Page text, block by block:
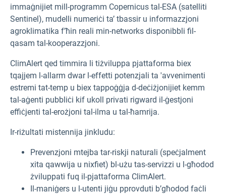
immaġnijiet mill-programm Copernicus tal-ESA (satelliti
Sentinel), mudelli numeriċi ta’ tbassir u informazzjoni
agroklimatika f’ħin reali min-networks disponibbli fil-
qasam tal-kooperazzjoni.
ClimAlert qed timmira li tiżviluppa pjattaforma biex
tqajjem l-allarm dwar l-effetti potenzjali ta 'avvenimenti
estremi tat-temp u biex tappoġġja d-deċiżjonijiet kemm
tal-aġenti pubbliċi kif ukoll privati rigward il-ġestjoni
effiċjenti tal-erożjoni tal-ilma u tal-ħamrija.
Ir-riżultati mistennija jinkludu:
Prevenzjoni mtejba tar-riskji naturali (speċjalment
xita qawwija u nixfiet) bl-użu tas-servizzi u l-għodod
żviluppati fuq il-pjattaforma ClimAlert.
Il-maniġers u l-utenti jiġu pprovduti b’għodod faċli